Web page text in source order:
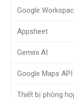
Google
Appsheet
Gemini AI
Google Maps API
Thiết bị phòng